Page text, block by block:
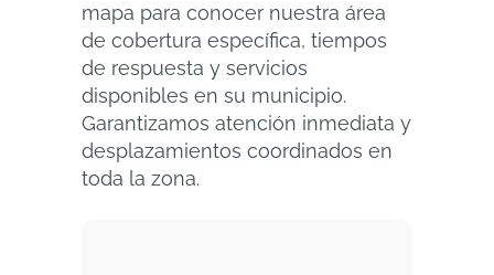
mapa para conocer nuestra área
de cobertura específica, tiempos
de respuesta y servicios
disponibles en su municipio.
Garantizamos atención inmediata y
desplazamientos coordinados en
toda la zona.